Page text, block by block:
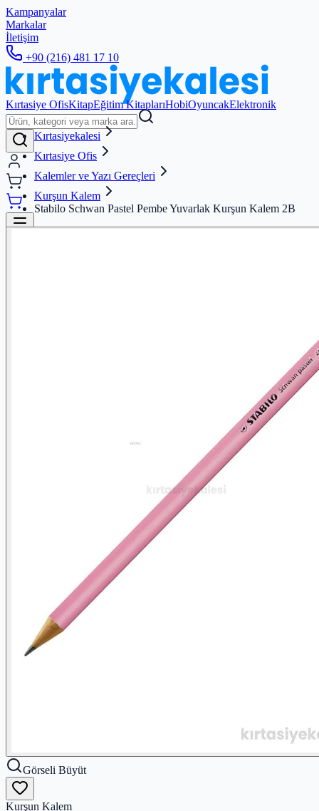
Kampanyalar
Markalar
İletişim
+90 (216) 481 17 10
Kırtasiye OfisKitapEğitim KitaplarıHobiOyuncakElektronik
Kırtasiyekalesi
Kırtasiye Ofis
Kalemler ve Yazı Gereçleri
Kurşun Kalem
Stabilo Schwan Pastel Pembe Yuvarlak Kurşun Kalem 2B
Görseli Büyüt
Kurşun Kalem